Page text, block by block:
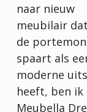
naar nieuw
meubilair
de
spaart als
moderne
heeft, ben ik
Meubella